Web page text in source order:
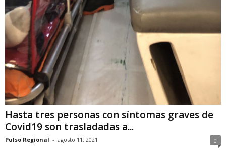
Hasta tres personas con síntomas graves de
Covid19 son trasladadas a...
Pulso Regional - agosto 11, 2021 0